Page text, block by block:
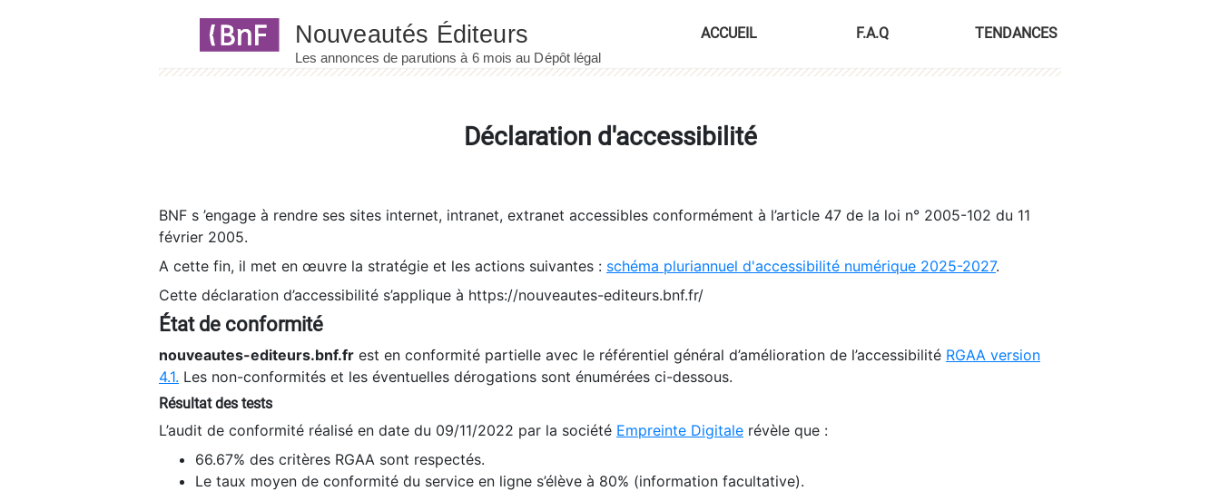
ACCUEIL F.A.Q TENDANCES
Déclaration d'accessibilité
BNF s ’engage à rendre ses sites internet, intranet, extranet accessibles conformément à l’article 47 de la loi n° 2005-102 du 11
février 2005.
A cette fin, il met en œuvre la stratégie et les actions suivantes : schéma pluriannuel d'accessibilité numérique 2025-2027.
Cette déclaration d’accessibilité s’applique à https://nouveautes-editeurs.bnf.fr/
État de conformité
nouveautes-editeurs.bnf.fr est en conformité partielle avec le référentiel général d’amélioration de l’accessibilité RGAA version
4.1. Les non-conformités et les éventuelles dérogations sont énumérées ci-dessous.
Résultat des tests
L’audit de conformité réalisé en date du 09/11/2022 par la société Empreinte Digitale révèle que :
66.67% des critères RGAA sont respectés.
Le taux moyen de conformité du service en ligne s’élève à 80% (information facultative).